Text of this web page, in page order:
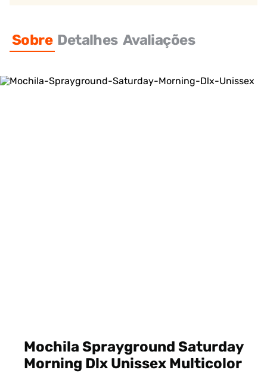
Sobre Detalhes Avaliações
Mochila Sprayground Saturday
Morning Dlx Unissex Multicolor